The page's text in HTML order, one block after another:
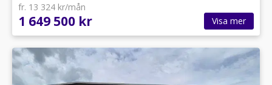
fr. 13 324 kr/mån
1 649 500 kr Visa mer